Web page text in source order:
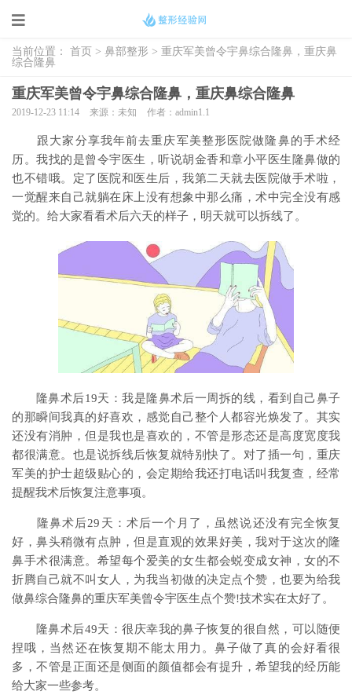
当前位置： 首页 > 鼻部整形 > 重庆军美曾令宇鼻综合隆鼻，重庆鼻
综合隆鼻
重庆军美曾令宇鼻综合隆鼻，重庆鼻综合隆鼻
2019-12-23 11:14 来源：未知 作者：admin1.1
跟大家分享我年前去重庆军美整形医院做隆鼻的手术经
历。我找的是曾令宇医生，听说胡金香和章小平医生隆鼻做的
也不错哦。定了医院和医生后，我第二天就去医院做手术啦，
一觉醒来自己就躺在床上没有想象中那么痛，术中完全没有感
觉的。给大家看看术后六天的样子，明天就可以拆线了。
隆鼻术后19天：我是隆鼻术后一周拆的线，看到自己鼻子
的那瞬间我真的好喜欢，感觉自己整个人都容光焕发了。其实
还没有消肿，但是我也是喜欢的，不管是形态还是高度宽度我
都很满意。也是说拆线后恢复就特别快了。对了插一句，重庆
军美的护士超级贴心的，会定期给我还打电话叫我复查，经常
提醒我术后恢复注意事项。
隆鼻术后29天：术后一个月了，虽然说还没有完全恢复
好，鼻头稍微有点肿，但是直观的效果好美，我对于这次的隆
鼻手术很满意。希望每个爱美的女生都会蜕变成女神，女的不
折腾自己就不叫女人，为我当初做的决定点个赞，也要为给我
做鼻综合隆鼻的重庆军美曾令宇医生点个赞!技术实在太好了。
隆鼻术后49天：很庆幸我的鼻子恢复的很自然，可以随便
捏哦，当然还在恢复期不能太用力。鼻子做了真的会好看很
多，不管是正面还是侧面的颜值都会有提升，希望我的经历能
给大家一些参考。